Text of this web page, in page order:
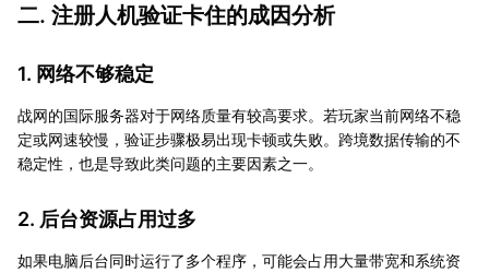
二. 注册人机验证卡住的成因分析
1. 网络不够稳定
战网的国际服务器对于网络质量有较高要求。若玩家当前网络不稳
定或网速较慢，验证步骤极易出现卡顿或失败。跨境数据传输的不
稳定性，也是导致此类问题的主要因素之一。
2. 后台资源占用过多
如果电脑后台同时运行了多个程序，可能会占用大量带宽和系统资